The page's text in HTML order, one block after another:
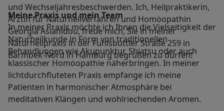
und Wechseljahresbeschwerden. Ich, Heilpraktikerin,
Ärztin für Naturheilverfahren und Homöopathin
Georgia Aslanidou, freue mich, Sie in meiner
Naturheilpraxis in der Fuhlsbüttler Straße 259 in
Barmbek-Nord in Hamburg begrüßen zu dürfen!
Meine Praxis und mein Team
In meiner Praxis möchte ich Ihnen die Vielseitigkeit der
Naturheilkunde in Form von traditionellen
Behandlungen wie Akupunktur, Shiatsu oder auch
klassischer Homöopathie näherbringen. In meiner
lichtdurchfluteten Praxis empfange ich meine
Patienten in harmonischer Atmosphäre bei
meditativen Klängen und wohlriechenden Aromen.